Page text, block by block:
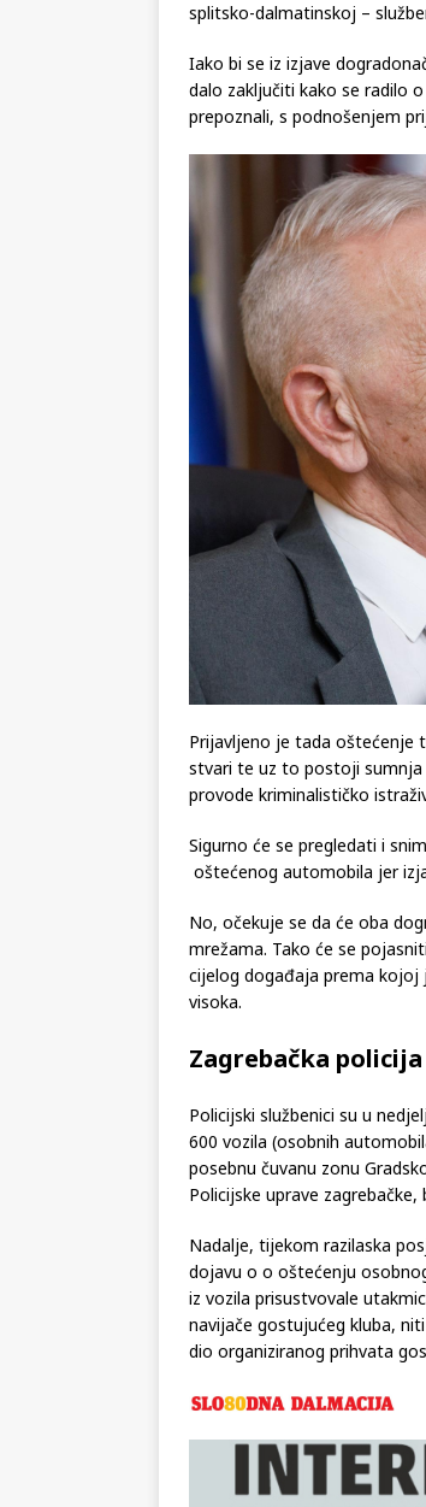
splitsko-dalmatinskoj –
Iako bi se iz izjave
dalo zaključiti kako se radilo
prepoznali, s podnošenjem
Prijavljeno je tada oštećenje
stvari te uz to postoji sumnja
provode kriminalističko
Sigurno će se pregledati i
oštećenog automobila jer
No, očekuje se da će oba
mrežama. Tako će se
cijelog događaja prema kojoj
visoka.
Zagrebačka
Policijski službenici su u
600 vozila (osobnih
posebnu čuvanu zonu
Policijske uprave
Nadalje, tijekom razilaska
dojavu o o oštećenju
iz vozila prisustvovale
navijače gostujućeg kluba,
dio organiziranog prihvata